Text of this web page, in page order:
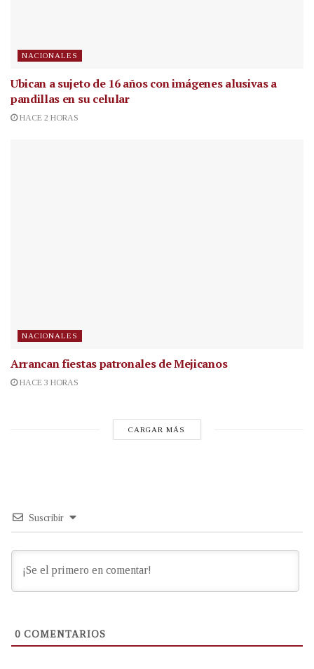
NACIONALES
Ubican a sujeto de 16 años con imágenes alusivas a
pandillas en su celular
HACE 2 HORAS
NACIONALES
Arrancan fiestas patronales de Mejicanos
HACE 3 HORAS
CARGAR MÁS
Suscribir
0 COMENTARIOS